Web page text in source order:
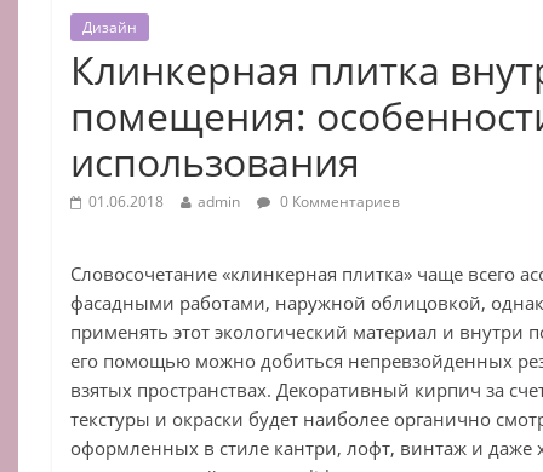
Дизайн
Клинкерная плитка
помещения:
использования
01.06.2018 admin 0 Комментариев
Словосочетание «клинкерная плитка» чаще всего
фасадными работами, наружной облицовкой,
применять этот экологический материал и внутри
его помощью можно добиться непревзойденных
взятых пространствах. Декоративный кирпич за
текстуры и окраски будет наиболее органично
оформленных в стиле кантри, лофт, винтаж и даже